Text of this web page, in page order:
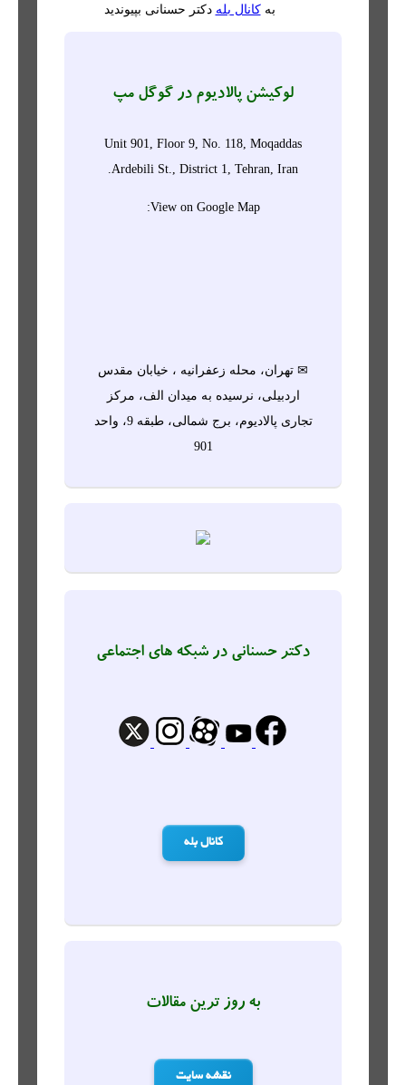
بهکانال بله دکتر حسنانی بپیوندید
لوکیشن پالادیوم در گوگل مپ
Unit 901, Floor 9, No. 118, Moqaddas
Ardebili St., District 1, Tehran, Iran.
View on Google Map:
✉ تهران، محله زعفرانیه ، خیابان مقدس
اردبیلی، نرسیده به میدان الف، مرکز
تجاری پالادیوم، برج شمالی، طبقه 9، واحد
901
دکتر حسنانی در شبکه های اجتماعی
کانال بله
به روز ترین مقالات
نقشه سایت